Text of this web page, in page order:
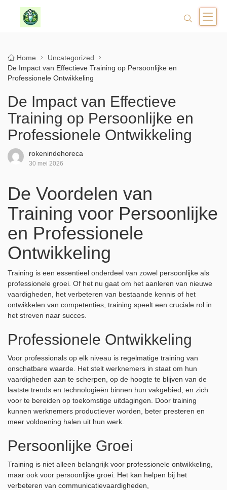
Home
Uncategorized
De Impact van Effectieve Training op Persoonlijke en
Professionele Ontwikkeling
De Impact van Effectieve
Training op Persoonlijke en
Professionele Ontwikkeling
rokenindehoreca
30 mei 2026
De Voordelen van
Training voor Persoonlijke
en Professionele
Ontwikkeling
Training is een essentieel onderdeel van zowel persoonlijke als
professionele groei. Of het nu gaat om het aanleren van nieuwe
vaardigheden, het verbeteren van bestaande kennis of het
ontwikkelen van competenties, training speelt een cruciale rol in
het streven naar succes.
Professionele Ontwikkeling
Voor professionals op elk niveau is regelmatige training van
onschatbare waarde. Het stelt werknemers in staat om hun
vaardigheden aan te scherpen, op de hoogte te blijven van de
laatste trends en technologieën binnen hun vakgebied, en zich
voor te bereiden op toekomstige uitdagingen. Door training
kunnen werknemers productiever worden, beter presteren en
meer voldoening halen uit hun werk.
Persoonlijke Groei
Training is niet alleen belangrijk voor professionele ontwikkeling,
maar ook voor persoonlijke groei. Het kan helpen bij het
verbeteren van communicatievaardigheden,